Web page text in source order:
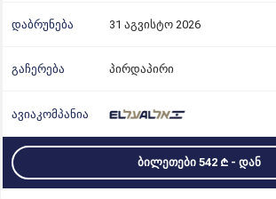
31 აგვისტო 2026
პირდაპირი
ᲑᲘᲚᲔᲗᲔᲑᲘ 542 - ᲓᲐᲜ